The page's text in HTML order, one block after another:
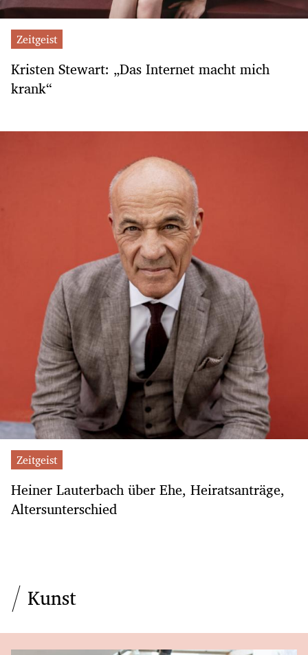
Zeitgeist
Kristen Stewart: „Das Internet macht mich
krank“
Zeitgeist
Heiner Lauterbach über Ehe, Heiratsanträge,
Altersunterschied
Kunst